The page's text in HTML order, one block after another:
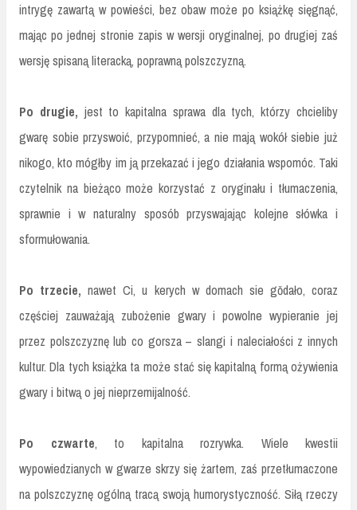
intrygę zawartą w powieści, bez obaw może po książkę sięgnąć,
mając po jednej stronie zapis w wersji oryginalnej, po drugiej zaś
wersję spisaną literacką, poprawną polszczyzną.
Po drugie, jest to kapitalna sprawa dla tych, którzy chcieliby
gwarę sobie przyswoić, przypomnieć, a nie mają wokół siebie już
nikogo, kto mógłby im ją przekazać i jego działania wspomóc. Taki
czytelnik na bieżąco może korzystać z oryginału i tłumaczenia,
sprawnie i w naturalny sposób przyswajając kolejne słówka i
sformułowania.
Po trzecie, nawet Ci, u kerych w domach sie gŏdało, coraz
częściej zauważają zubożenie gwary i powolne wypieranie jej
przez polszczyznę lub co gorsza – slangi i naleciałości z innych
kultur. Dla tych książka ta może stać się kapitalną formą ożywienia
gwary i bitwą o jej nieprzemijalność.
Po czwarte, to kapitalna rozrywka. Wiele kwestii
wypowiedzianych w gwarze skrzy się żartem, zaś przetłumaczone
na polszczyznę ogólną tracą swoją humorystyczność. Siłą rzeczy